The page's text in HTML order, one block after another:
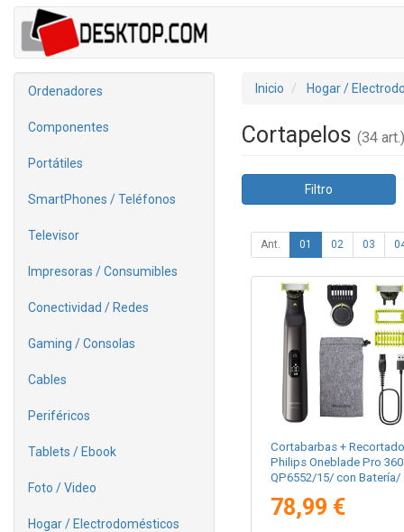
Ordenadores
Componentes
Portátiles
SmartPhones / Teléfonos
Televisor
Impresoras / Consumibles
Conectividad / Redes
Gaming / Consolas
Cables
Periféricos
Tablets / Ebook
Foto / Video
Hogar / Electrodomésticos
Inicio Hogar /
Cortapelos (34 art.)
Filtro
Ant. 01 02 03
Cortabarbas +
Philips Oneblade Pro 360
QP6552/15/ con Batería/
78,99 €